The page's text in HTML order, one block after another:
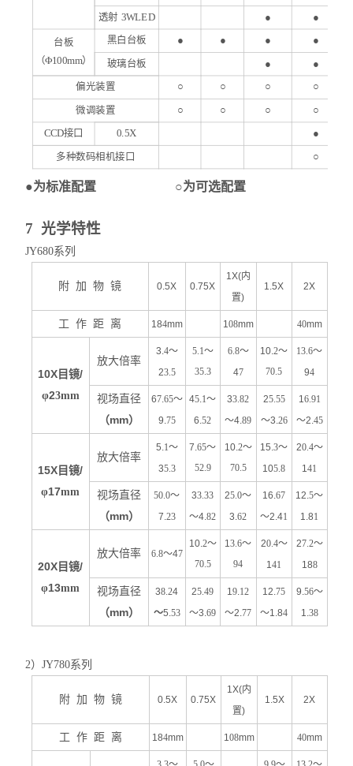
透射 3WLED ● ●
台板
（Φ100mm）
黑白台板 ● ● ● ●
玻璃台板 ● ●
偏光装置 ○ ○ ○ ○
微调装置 ○ ○ ○ ○
CCD接口 0.5X ●
多种数码相机接口 ○
●为标准配置 ○为可选配置
7 光学特性
JY680系列
附 加 物 镜 0.5X 0.75X
1X(内
置)
1.5X 2X
工 作 距 离 184mm 108mm 40mm
10X 目镜/
φ23mm
放大倍率
3.4～
23.5
5.1～
35.3
6.8～
47
10.2～
70.5
13.6～
94
视场直径
（mm）
67.65～
9.75
45.1～
6.52
33.82
～4.89
25.55
～3.26
16.91
～2.45
15X 目镜/
φ17mm
放大倍率
5.1～
35.3
7.65～
52.9
10.2～
70.5
15.3～
105.8
20.4～
141
视场直径
（mm）
50.0～
7.23
33.33
～4.82
25.0～
3.62
16.67
～2.41
12.5～
1.81
20X 目镜/
φ13mm
放大倍率 6.8～47
10.2～
70.5
13.6～
94
20.4～
141
27.2～
188
视场直径
（mm）
38.24
～5.53
25.49
～3.69
19.12
～2.77
12.75
～1.84
9.56～
1.38
2）JY780系列
附 加 物 镜 0.5X 0.75X
1X(内
置)
1.5X 2X
工 作 距 离 184mm 108mm 40mm